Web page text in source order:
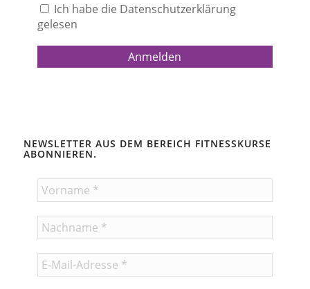
Ich habe die Datenschutzerklärung
gelesen
NEWSLETTER AUS DEM BEREICH FITNESSKURSE
ABONNIEREN.